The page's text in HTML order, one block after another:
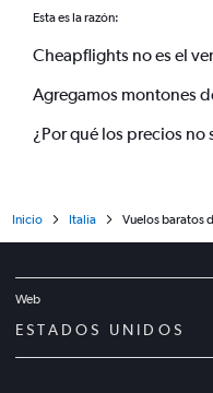
Esta es la razón:
Cheapflights no es el
Agregamos montones
¿Por qué los precios no
Inicio Italia Vuelos baratos
Web
ESTADOS UNIDOS